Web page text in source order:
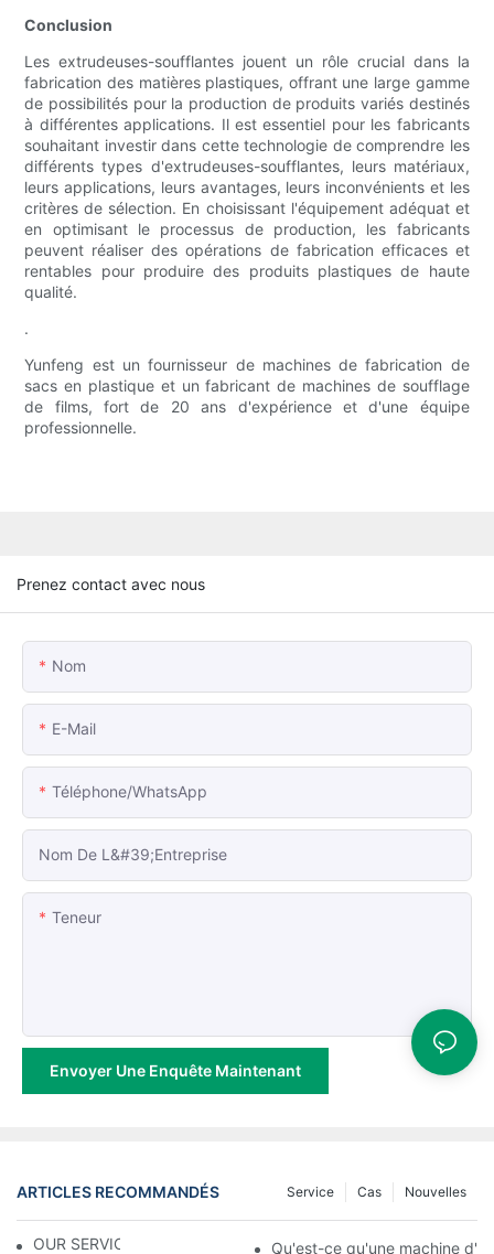
Conclusion
Les extrudeuses-soufflantes jouent un rôle crucial dans la
fabrication des matières plastiques, offrant une large gamme
de possibilités pour la production de produits variés destinés
à différentes applications. Il est essentiel pour les fabricants
souhaitant investir dans cette technologie de comprendre les
différents types d'extrudeuses-soufflantes, leurs matériaux,
leurs applications, leurs avantages, leurs inconvénients et les
critères de sélection. En choisissant l'équipement adéquat et
en optimisant le processus de production, les fabricants
peuvent réaliser des opérations de fabrication efficaces et
rentables pour produire des produits plastiques de haute
qualité.
.
Yunfeng est un fournisseur de machines de fabrication de
sacs en plastique et un fabricant de machines de soufflage
de films, fort de 20 ans d'expérience et d'une équipe
professionnelle.
Prenez contact avec nous
Nom
E-Mail
Téléphone/WhatsApp
Nom De L&#39;entreprise
Teneur
Envoyer Une Enquête Maintenant
ARTICLES RECOMMANDÉS Nouvelles
Cas
Service
OUR SERVICE Qu'est-ce qu'une machine